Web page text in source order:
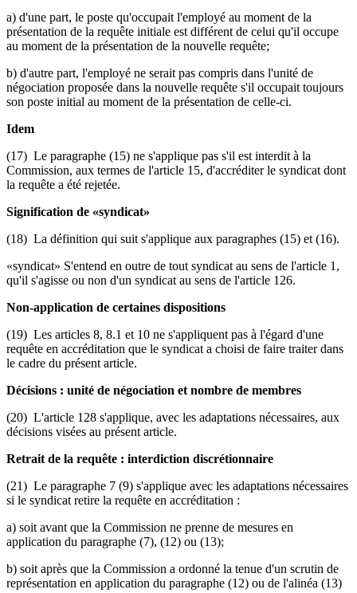
a) d'une part, le poste qu'occupait l'employé au moment de la
présentation de la requête initiale est différent de celui qu'il occupe
au moment de la présentation de la nouvelle requête;
b) d'autre part, l'employé ne serait pas compris dans l'unité de
négociation proposée dans la nouvelle requête s'il occupait toujours
son poste initial au moment de la présentation de celle-ci.
Idem
(17) Le paragraphe (15) ne s'applique pas s'il est interdit à la
Commission, aux termes de l'article 15, d'accréditer le syndicat dont
la requête a été rejetée.
Signification de «syndicat»
(18) La définition qui suit s'applique aux paragraphes (15) et (16).
«syndicat» S'entend en outre de tout syndicat au sens de l'article 1,
qu'il s'agisse ou non d'un syndicat au sens de l'article 126.
Non-application de certaines dispositions
(19) Les articles 8, 8.1 et 10 ne s'appliquent pas à l'égard d'une
requête en accréditation que le syndicat a choisi de faire traiter dans
le cadre du présent article.
Décisions : unité de négociation et nombre de membres
(20) L'article 128 s'applique, avec les adaptations nécessaires, aux
décisions visées au présent article.
Retrait de la requête : interdiction discrétionnaire
(21) Le paragraphe 7 (9) s'applique avec les adaptations nécessaires
si le syndicat retire la requête en accréditation :
a) soit avant que la Commission ne prenne de mesures en
application du paragraphe (7), (12) ou (13);
b) soit après que la Commission a ordonné la tenue d'un scrutin de
représentation en application du paragraphe (12) ou de l'alinéa (13)